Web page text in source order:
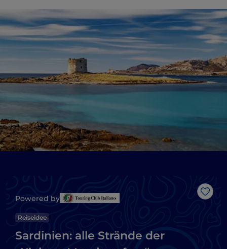
Like
Powered by
Reiseidee
Sardinien: alle Strände der